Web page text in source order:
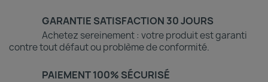
GARANTIE SATISFACTION 30 JOURS
Achetez sereinement : votre produit est garanti
contre tout défaut ou problème de conformité.
PAIEMENT 100% SÉCURISÉ